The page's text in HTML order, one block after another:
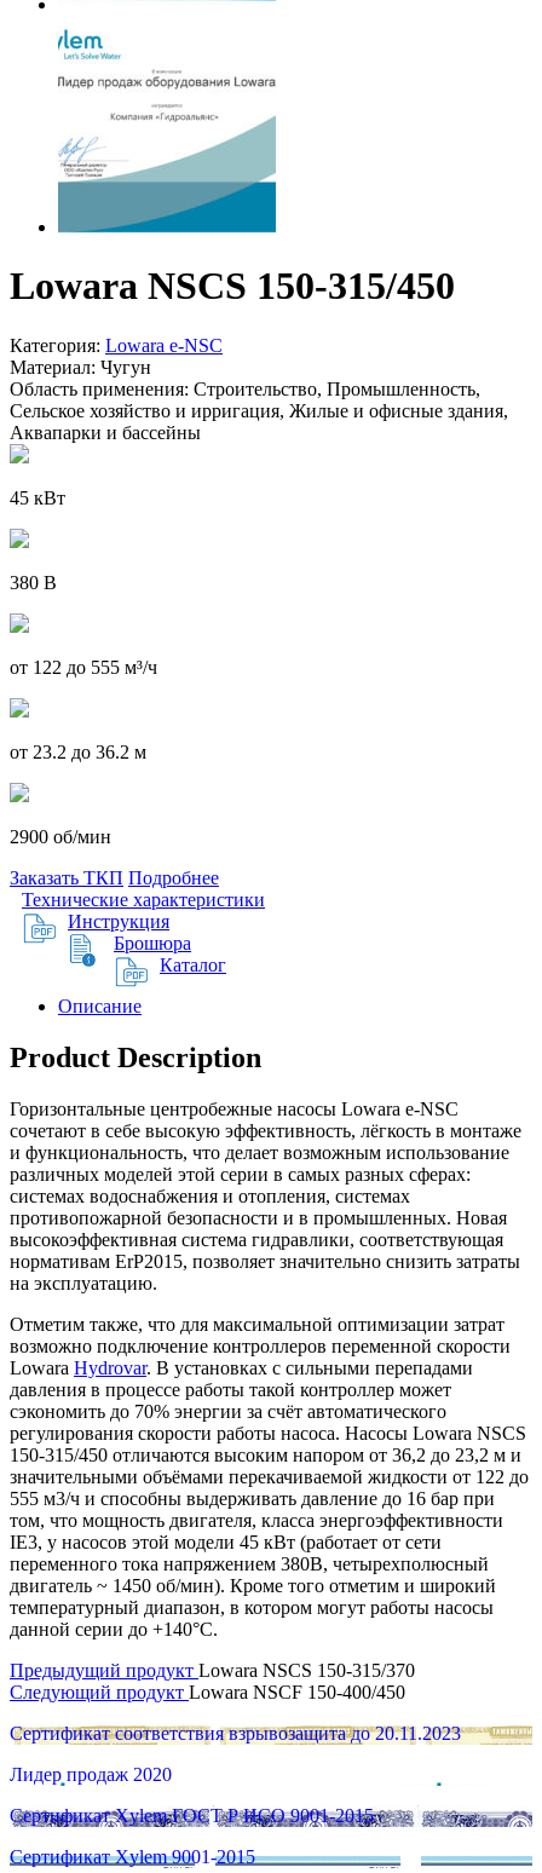
Lowara NSCS 150-315/450
Категория: Lowara e-NSC
Материал: Чугун
Область применения: Строительство, Промышленность,
Сельское хозяйство и ирригация, Жилые и офисные здания,
Аквапарки и бассейны
45 кВт
380 В
от 122 до 555 м³/ч
от 23.2 до 36.2 м
2900 об/мин
Заказать ТКП Подробнее
Технические характеристики
Инструкция
Брошюра
Каталог
Описание
Product Description
Горизонтальные центробежные насосы Lowara e-NSC
сочетают в себе высокую эффективность, лёгкость в монтаже
и функциональность, что делает возможным использование
различных моделей этой серии в самых разных сферах:
системах водоснабжения и отопления, системах
противопожарной безопасности и в промышленных. Новая
высокоэффективная система гидравлики, соответствующая
нормативам ErP2015, позволяет значительно снизить затраты
на эксплуатацию.
Отметим также, что для максимальной оптимизации затрат
возможно подключение контроллеров переменной скорости
Lowara Hydrovar. В установках с сильными перепадами
давления в процессе работы такой контроллер может
сэкономить до 70% энергии за счёт автоматического
регулирования скорости работы насоса. Насосы Lowara NSCS
150-315/450 отличаются высоким напором от 36,2 до 23,2 м и
значительными объёмами перекачиваемой жидкости от 122 до
555 м3/ч и способны выдерживать давление до 16 бар при
том, что мощность двигателя, класса энергоэффективности
IE3, у насосов этой модели 45 кВт (работает от сети
переменного тока напряжением 380В, четырехполюсный
двигатель ~ 1450 об/мин). Кроме того отметим и широкий
температурный диапазон, в котором могут работы насосы
данной серии до +140°C.
Предыдущий продукт Lowara NSCS 150-315/370
Следующий продукт Lowara NSCF 150-400/450
Сертификат соответствия взрывозащита до 20.11.2023
Лидер продаж 2020
Сертификат Xylem ГОСТ Р ИСО 9001-2015
Сертификат Xylem 9001-2015